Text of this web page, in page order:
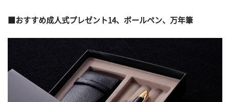
■おすすめ成人式プレゼント14、ボールペン、万年筆